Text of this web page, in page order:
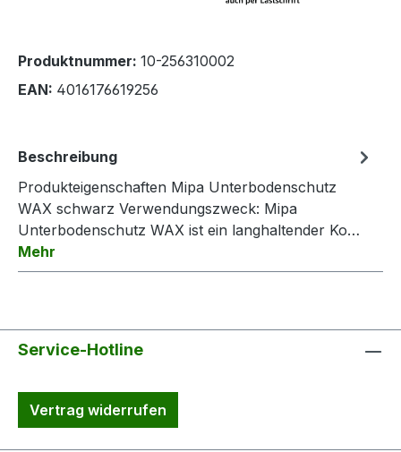
Produktnummer: 10-256310002
EAN: 4016176619256
Beschreibung
Produkteigenschaften Mipa Unterbodenschutz
WAX schwarz Verwendungszweck: Mipa
Unterbodenschutz WAX ist ein langhaltender Ko…
Mehr
Service-Hotline
Vertrag widerrufen